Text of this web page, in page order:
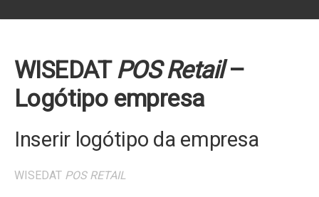
WISEDATPOS Retail–
Logótipo empresa
Inserir logótipo da empresa
WISEDAT POS RETAIL